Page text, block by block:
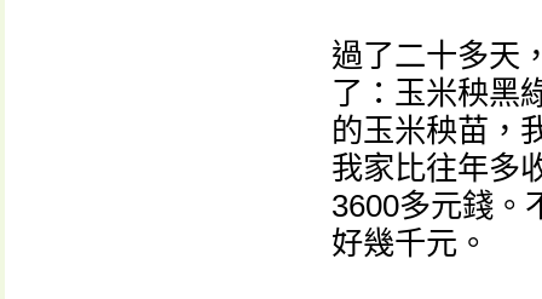
過了二十多天
了：玉米秧黑
的玉米秧苗，
我家比往年多
3600多元錢。
好幾千元。